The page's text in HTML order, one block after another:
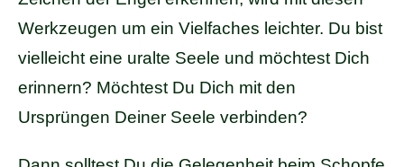
Werkzeugen um ein Vielfaches leichter. Du bist
vielleicht eine uralte Seele und möchtest Dich
erinnern? Möchtest Du Dich mit den
Ursprüngen Deiner Seele verbinden?